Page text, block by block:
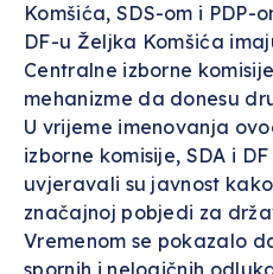
Komšića, SDS-om i PDP-
DF-u Željka Komšića
Centralne izborne
mehanizme da donesu
U vrijeme imenovanja
izborne komisije, SDA i
uvjeravali su javnost
značajnoj pobjedi za
Vremenom se pokazalo
spornih i nelogičnih